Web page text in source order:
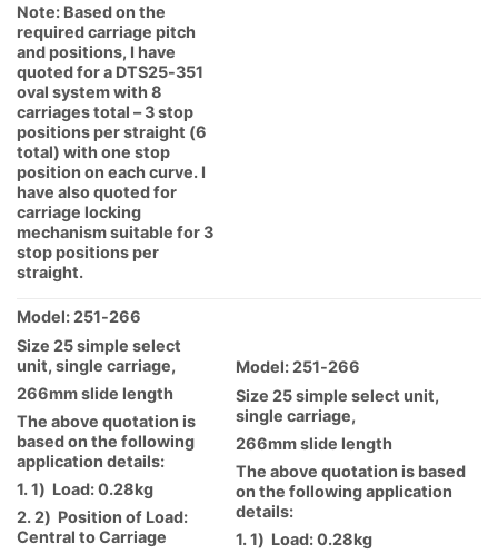
Note: Based on the
required carriage pitch
and positions, I have
quoted for a DTS25-351
oval system with 8
carriages total – 3 stop
positions per straight (6
total) with one stop
position on each curve. I
have also quoted for
carriage locking
mechanism suitable for 3
stop positions per
straight.
Model: 251-266
Size 25 simple select
unit, single carriage,
266mm slide length
The above quotation is
based on the following
application details:
1. 1) Load: 0.28kg
2. 2) Position of Load:
Central to Carriage
Model: 251-266
Size 25 simple select unit,
single carriage,
266mm slide length
The above quotation is based
on the following application
details:
1. 1) Load: 0.28kg